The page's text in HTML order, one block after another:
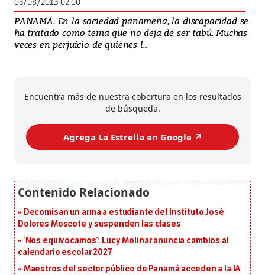
PANAMÁ. En la sociedad panameña, la discapacidad se
ha tratado como tema que no deja de ser tabú. Muchas
veces en perjuicio de quienes l...
Encuentra más de nuestra cobertura en los resultados
de búsqueda.
Agrega La Estrella en Google ↗️
Decomisan un arma a estudiante del Instituto José
Dolores Moscote y suspenden las clases
‘Nos equivocamos’: Lucy Molinar anuncia cambios al
calendario escolar 2027
Maestros del sector público de Panamá acceden a la IA